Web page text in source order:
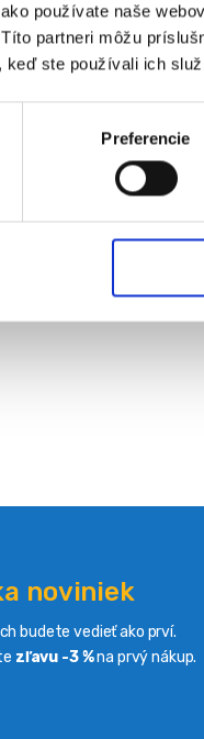
používate naše
partneri môžu
ste používali ich
Preferencie
noviniek
budete vedieť ako prví.
zľavu -3 %na prvý nákup.